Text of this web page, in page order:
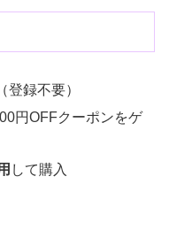
登録不要）
円OFFクーポンをゲ
して購入